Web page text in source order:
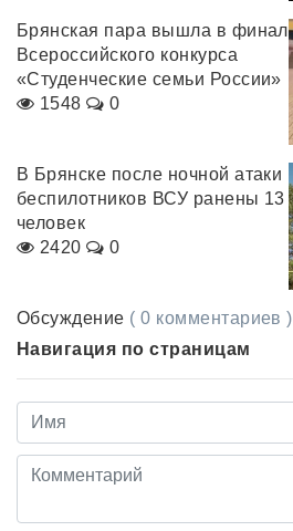
Брянская пара вышла в финал
Всероссийского конкурса
«Студенческие семьи России»
1548
0
В Брянске после ночной атаки
беспилотников ВСУ ранены 13
человек
2420
0
Обсуждение ( 0 комментариев )
Навигация по страницам